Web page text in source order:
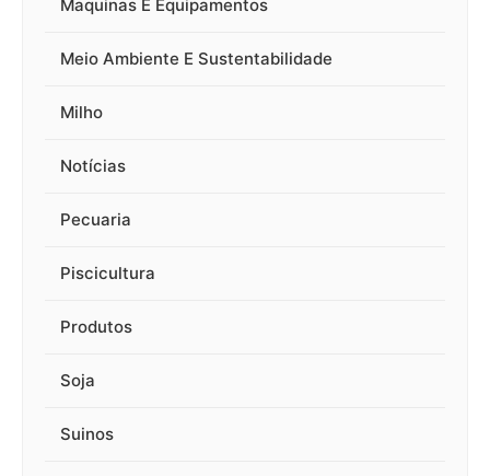
Maquinas E Equipamentos
Meio Ambiente E Sustentabilidade
Milho
Notícias
Pecuaria
Piscicultura
Produtos
Soja
Suinos